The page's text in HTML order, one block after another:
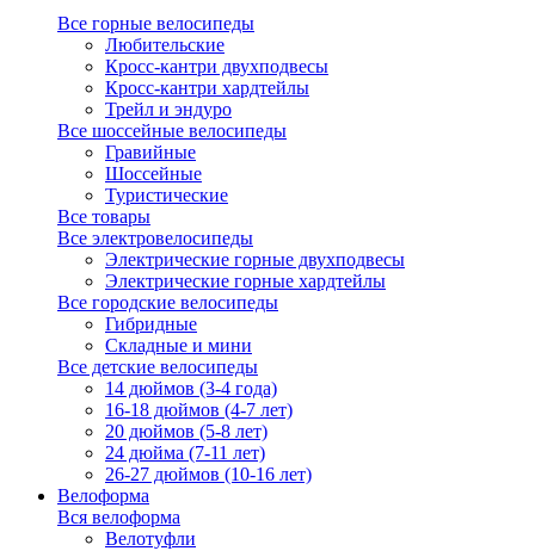
Все горные велосипеды
Любительские
Кросс-кантри двухподвесы
Кросс-кантри хардтейлы
Трейл и эндуро
Все шоссейные велосипеды
Гравийные
Шоссейные
Туристические
Все товары
Все электровелосипеды
Электрические горные двухподвесы
Электрические горные хардтейлы
Все городские велосипеды
Гибридные
Складные и мини
Все детские велосипеды
14 дюймов (3-4 года)
16-18 дюймов (4-7 лет)
20 дюймов (5-8 лет)
24 дюйма (7-11 лет)
26-27 дюймов (10-16 лет)
Велоформа
Вся велоформа
Велотуфли